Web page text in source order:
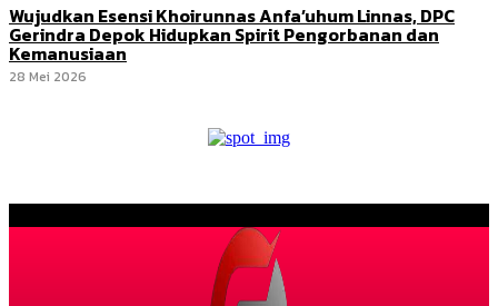
Wujudkan Esensi Khoirunnas Anfa’uhum Linnas, DPC
Gerindra Depok Hidupkan Spirit Pengorbanan dan
Kemanusiaan
28 Mei 2026